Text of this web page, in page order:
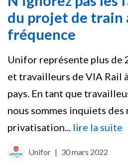
du projet de train
fréquence
Unifor représente plus de
et travailleurs de VIA Rail
pays. En tant que
nous sommes inquiets
privatisation...
lire la suite
Unifor | 30 mars 2022